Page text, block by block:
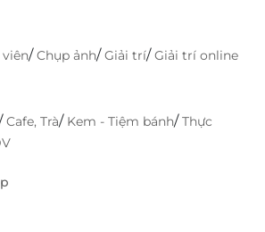
/Chụp ảnh/Giải trí/Giải trí online
Cafe, Trà/ Kem - Tiệm bánh/Thực